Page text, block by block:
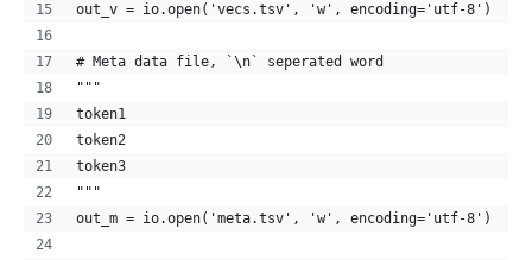
out_v = io.open('vecs.tsv', 'w', encoding='utf-8')
# Meta data file, `\n` seperated word
"""
token1
token2
token3
"""
out_m = io.open('meta.tsv', 'w', encoding='utf-8')